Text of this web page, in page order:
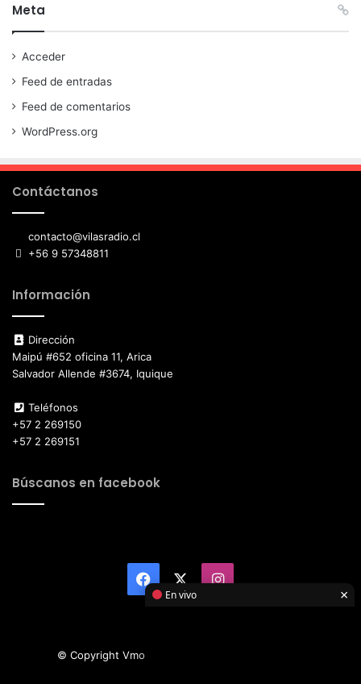
Meta
Acceder
Feed de entradas
Feed de comentarios
WordPress.org
Contáctanos
contacto@vilasradio.cl
+56 9 57348811
Información
Dirección
Maipú #652 oficina 11, Arica
Salvador Allende #3674, Iquique
Teléfonos
+57 2 269150
+57 2 269151
Búscanos en facebook
Facebook Instagram
© Copyright Vmotor TI 2026, All Rights Reserved
En vivo ×